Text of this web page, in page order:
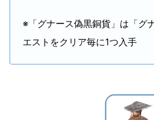
※「グナース偽黒銅貨」は「グ
エストをクリア毎に1つ入手